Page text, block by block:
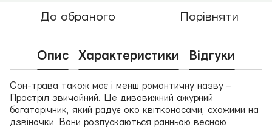
До обраного Порівняти
Опис Характеристики Відгуки
Сон-трава також має і менш романтичну назву –
Простріл звичайний. Це дивовижний ажурний
багаторічник, який радує око квітконосами, схожими на
дзвіночки. Вони розпускаються ранньою весною.